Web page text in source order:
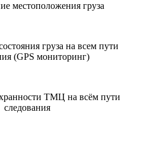
местоположения груза
груза на всем пути
(GPS мониторинг)
ТМЦ на всём пути
следования